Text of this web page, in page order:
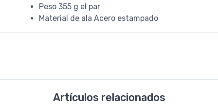
Peso 355 g el par
Material de ala Acero estampado
Artículos relacionados